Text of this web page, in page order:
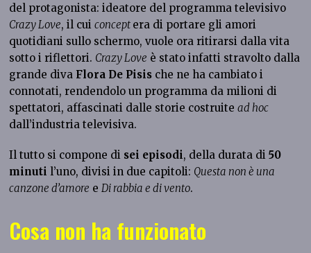
del protagonista: ideatore del programma televisivo
Crazy Love, il cuiconcept era di portare gli amori
quotidiani sullo schermo, vuole ora ritirarsi dalla vita
sotto i riflettori. Crazy Love è stato infatti stravolto dalla
grande diva Flora De Pisis che ne ha cambiato i
connotati, rendendolo un programma da milioni di
spettatori, affascinati dalle storie costruitead hoc
dall’industria televisiva.
Il tutto si compone di sei episodi, della durata di50
minuti l’uno, divisi in due capitoli: Questa non è una
canzone d’amore e Di rabbia e di vento.
Cosa non ha funzionato